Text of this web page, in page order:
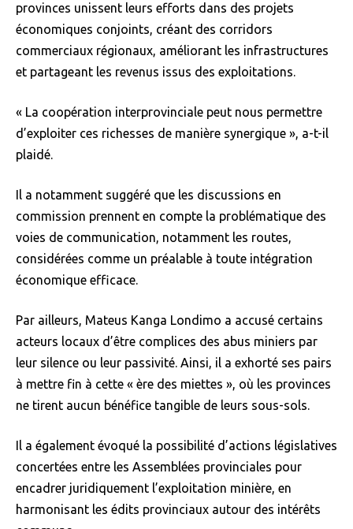
provinces unissent leurs efforts dans des projets
économiques conjoints, créant des corridors
commerciaux régionaux, améliorant les infrastructures
et partageant les revenus issus des exploitations.
« La coopération interprovinciale peut nous permettre
d’exploiter ces richesses de manière synergique », a-t-il
plaidé.
Il a notamment suggéré que les discussions en
commission prennent en compte la problématique des
voies de communication, notamment les routes,
considérées comme un préalable à toute intégration
économique efficace.
Par ailleurs, Mateus Kanga Londimo a accusé certains
acteurs locaux d’être complices des abus miniers par
leur silence ou leur passivité. Ainsi, il a exhorté ses pairs
à mettre fin à cette « ère des miettes », où les provinces
ne tirent aucun bénéfice tangible de leurs sous-sols.
Il a également évoqué la possibilité d’actions législatives
concertées entre les Assemblées provinciales pour
encadrer juridiquement l’exploitation minière, en
harmonisant les édits provinciaux autour des intérêts